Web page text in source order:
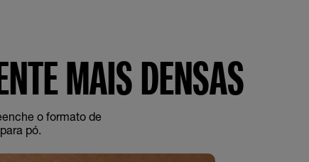
MAIS DENSAS
o formato de
pó.